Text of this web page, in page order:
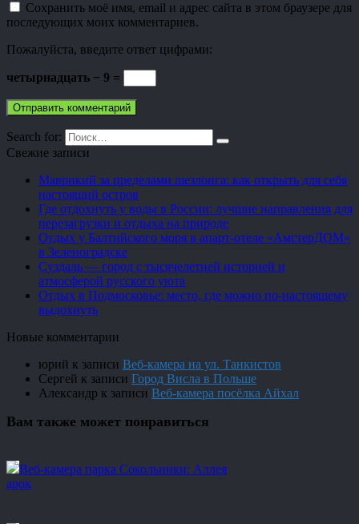
Сохранить моё имя, email и адрес сайта в этом браузере для
последующих моих комментариев.
Пожалуйста, введите ответ цифрами:
четырнадцать − 9 =
Search for:
Свежие записи
Маврикий за пределами шезлонга: как открыть для себя
настоящий остров
Где отдохнуть у воды в России: лучшие направления для
перезагрузки и отдыха на природе
Отдых у Балтийского моря в апарт-отеле «АмстерДОМ»
в Зеленоградске
Суздаль — город с тысячелетней историей и
атмосферой русского уюта
Отдых в Подмосковье: место, где можно по-настоящему
выдохнуть
Новые комментарии
юрий к записи Веб-камера на ул. Танкистов
Сергей к записи Город Висла в Польше
Александр к записи Веб-камера посёлка Айхал
Вам также может понравиться
Веб-камера парка Сокольники: Аллея
арок